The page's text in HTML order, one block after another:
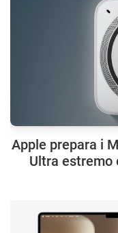
Apple prepara i
Ultra estremo